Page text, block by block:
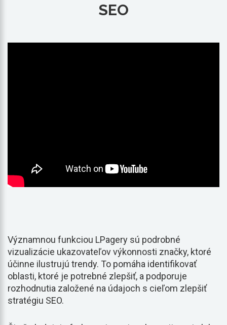
SEO
Významnou funkciou LPagery sú podrobné
vizualizácie ukazovateľov výkonnosti značky, ktoré
účinne ilustrujú trendy. To pomáha identifikovať
oblasti, ktoré je potrebné zlepšiť, a podporuje
rozhodnutia založené na údajoch s cieľom zlepšiť
stratégiu SEO.